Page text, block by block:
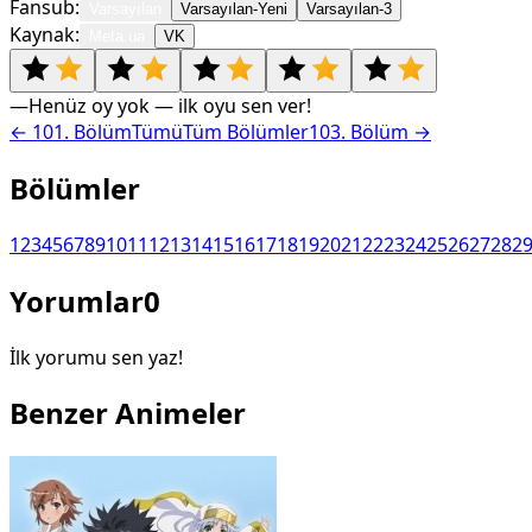
Fansub: Varsayılan-Yeni Varsayılan-3
Kaynak: VK
—Henüz oy yok — ilk oyu sen ver!
← 101. BölümTümüTüm Bölümler103. Bölüm →
Bölümler
1234567891011121314151617181920212223242526272829
Yorumlar0
İlk yorumu sen yaz!
Benzer Animeler